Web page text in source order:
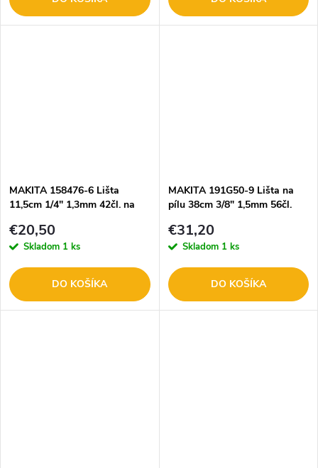
MAKITA 158476-6 Lišta
11,5cm 1/4" 1,3mm 42čl. na
€20,50
Skladom 1 ks
DO KOŠÍKA
MAKITA 191G50-9 Lišta na
pílu 38cm 3/8" 1,5mm 56čl.
€31,20
Skladom 1 ks
DO KOŠÍKA